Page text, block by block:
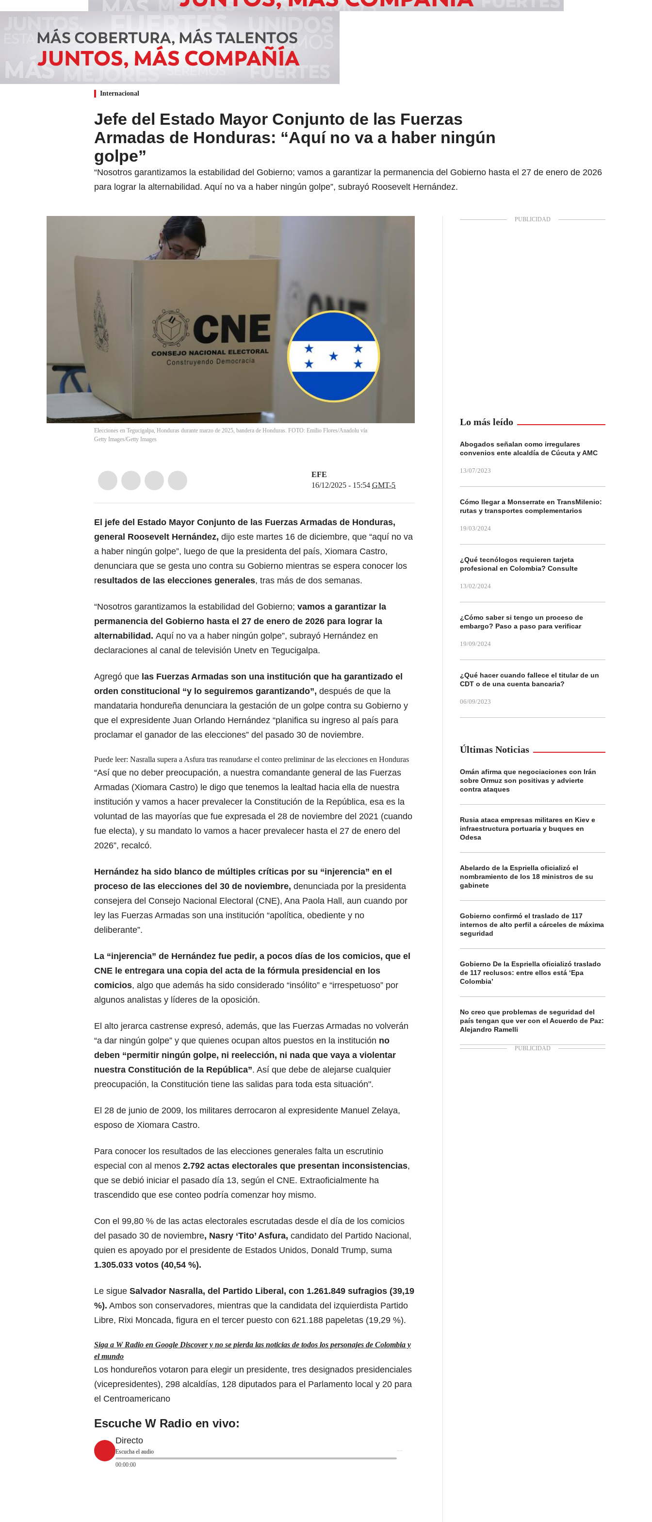
Internacional
Jefe del Estado Mayor Conjunto de las Fuerzas
Armadas de Honduras: “Aquí no va a haber ningún
golpe”
“Nosotros garantizamos la estabilidad del Gobierno; vamos a garantizar la permanencia del Gobierno hasta el 27 de enero de 2026
para lograr la alternabilidad. Aquí no va a haber ningún golpe”, subrayó Roosevelt Hernández.
Elecciones en Tegucigalpa, Honduras durante marzo de 2025, bandera de Honduras. FOTO: Emilio Flores/Anadolu vía
Getty Images/Getty Images
EFE
16/12/2025 - 15:54 GMT-5
El jefe del Estado Mayor Conjunto de las Fuerzas Armadas de Honduras,
general Roosevelt Hernández, dijo este martes 16 de diciembre, que “aquí no va
a haber ningún golpe”, luego de que la presidenta del país, Xiomara Castro,
denunciara que se gesta uno contra su Gobierno mientras se espera conocer los
resultados de las elecciones generales, tras más de dos semanas.
“Nosotros garantizamos la estabilidad del Gobierno; vamos a garantizar la
permanencia del Gobierno hasta el 27 de enero de 2026 para lograr la
alternabilidad. Aquí no va a haber ningún golpe”, subrayó Hernández en
declaraciones al canal de televisión Unetv en Tegucigalpa.
Agregó que las Fuerzas Armadas son una institución que ha garantizado el
orden constitucional “y lo seguiremos garantizando”, después de que la
mandataria hondureña denunciara la gestación de un golpe contra su Gobierno y
que el expresidente Juan Orlando Hernández “planifica su ingreso al país para
proclamar el ganador de las elecciones” del pasado 30 de noviembre.
Puede leer: Nasralla supera a Asfura tras reanudarse el conteo preliminar de las elecciones en Honduras
“Así que no deber preocupación, a nuestra comandante general de las Fuerzas
Armadas (Xiomara Castro) le digo que tenemos la lealtad hacia ella de nuestra
institución y vamos a hacer prevalecer la Constitución de la República, esa es la
voluntad de las mayorías que fue expresada el 28 de noviembre del 2021 (cuando
fue electa), y su mandato lo vamos a hacer prevalecer hasta el 27 de enero del
2026”, recalcó.
Hernández ha sido blanco de múltiples críticas por su “injerencia” en el
proceso de las elecciones del 30 de noviembre, denunciada por la presidenta
consejera del Consejo Nacional Electoral (CNE), Ana Paola Hall, aun cuando por
ley las Fuerzas Armadas son una institución “apolítica, obediente y no
deliberante”.
La “injerencia” de Hernández fue pedir, a pocos días de los comicios, que el
CNE le entregara una copia del acta de la fórmula presidencial en los
comicios, algo que además ha sido considerado “insólito” e “irrespetuoso” por
algunos analistas y líderes de la oposición.
El alto jerarca castrense expresó, además, que las Fuerzas Armadas no volverán
“a dar ningún golpe” y que quienes ocupan altos puestos en la institución no
deben “permitir ningún golpe, ni reelección, ni nada que vaya a violentar
nuestra Constitución de la República”. Así que debe de alejarse cualquier
preocupación, la Constitución tiene las salidas para toda esta situación".
El 28 de junio de 2009, los militares derrocaron al expresidente Manuel Zelaya,
esposo de Xiomara Castro.
Para conocer los resultados de las elecciones generales falta un escrutinio
especial con al menos 2.792 actas electorales que presentan inconsistencias,
que se debió iniciar el pasado día 13, según el CNE. Extraoficialmente ha
trascendido que ese conteo podría comenzar hoy mismo.
Con el 99,80 % de las actas electorales escrutadas desde el día de los comicios
del pasado 30 de noviembre, Nasry ‘Tito’ Asfura, candidato del Partido Nacional,
quien es apoyado por el presidente de Estados Unidos, Donald Trump, suma
1.305.033 votos (40,54 %).
Le sigue Salvador Nasralla, del Partido Liberal, con 1.261.849 sufragios (39,19
%). Ambos son conservadores, mientras que la candidata del izquierdista Partido
Libre, Rixi Moncada, figura en el tercer puesto con 621.188 papeletas (19,29 %).
Siga a W Radio en Google Discover y no se pierda las noticias de todos los personajes de Colombia y
el mundo
Los hondureños votaron para elegir un presidente, tres designados presidenciales
(vicepresidentes), 298 alcaldías, 128 diputados para el Parlamento local y 20 para
el Centroamericano
Escuche W Radio en vivo:
Directo
Escucha el audio
00:00:00
Lo más leído
Abogados señalan como irregulares
convenios ente alcaldía de Cúcuta y AMC
13/07/2023
Cómo llegar a Monserrate en TransMilenio:
rutas y transportes complementarios
19/03/2024
¿Qué tecnólogos requieren tarjeta
profesional en Colombia? Consulte
13/02/2024
¿Cómo saber si tengo un proceso de
embargo? Paso a paso para verificar
19/09/2024
¿Qué hacer cuando fallece el titular de un
CDT o de una cuenta bancaria?
06/09/2023
Últimas Noticias
Omán afirma que negociaciones con Irán
sobre Ormuz son positivas y advierte
contra ataques
Rusia ataca empresas militares en Kiev e
infraestructura portuaria y buques en
Odesa
Abelardo de la Espriella oficializó el
nombramiento de los 18 ministros de su
gabinete
Gobierno confirmó el traslado de 117
internos de alto perfil a cárceles de máxima
seguridad
Gobierno De la Espriella oficializó traslado
de 117 reclusos: entre ellos está ‘Epa
Colombia’
No creo que problemas de seguridad del
país tengan que ver con el Acuerdo de Paz:
Alejandro Ramelli